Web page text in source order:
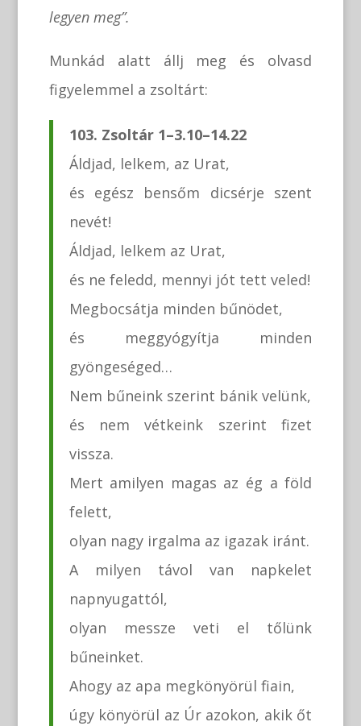
legyen meg”.
Munkád alatt állj meg és olvasd
figyelemmel a zsoltárt:
103. Zsoltár 1–3.10–14.22
Áldjad, lelkem, az Urat,
és egész bensőm dicsérje szent
nevét!
Áldjad, lelkem az Urat,
és ne feledd, mennyi jót tett veled!
Megbocsátja minden bűnödet,
és meggyógyítja minden
gyöngeséged…
Nem bűneink szerint bánik velünk,
és nem vétkeink szerint fizet
vissza.
Mert amilyen magas az ég a föld
felett,
olyan nagy irgalma az igazak iránt.
A milyen távol van napkelet
napnyugattól,
olyan messze veti el tőlünk
bűneinket.
Ahogy az apa megkönyörül fiain,
úgy könyörül az Úr azokon, akik őt